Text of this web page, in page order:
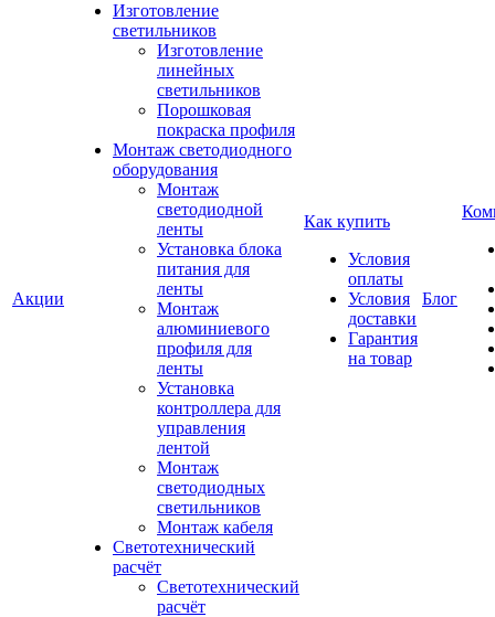
Акции
Изготовление
светильников
Изготовление
линейных
светильников
Порошковая
покраска профиля
Монтаж светодиодного
оборудования
Монтаж
светодиодной
ленты
Установка блока
питания для
ленты
Монтаж
алюминиевого
профиля для
ленты
Установка
контроллера для
управления
лентой
Монтаж
светодиодных
светильников
Монтаж кабеля
Светотехнический
расчёт
Светотехнический
расчёт
Как купить
Условия
оплаты
Условия
доставки
Гарантия
на товар
Блог